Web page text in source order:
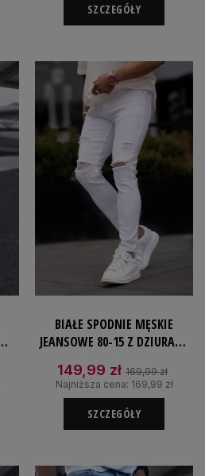
SZCZEGÓŁY
BIAŁE SPODNIE MĘSKIE
JEANSOWE 80-15 Z DZIURAMI
149,99 zł 169,99 zł
Najniższa cena: 169,99 zł
SZCZEGÓŁY